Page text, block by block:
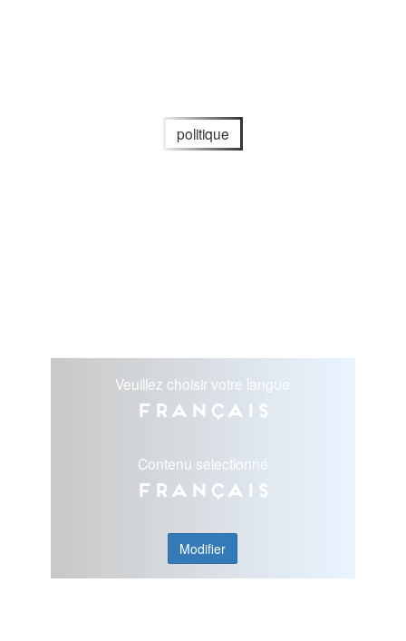
politique
Veuillez choisir votre langue
Français
Contenu selectionné
Français
Modifier